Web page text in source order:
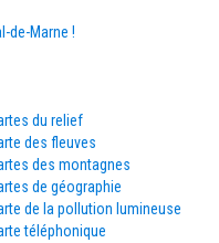
de-Marne !
du relief
des fleuves
des montagnes
de géographie
de la pollution lumineuse
téléphonique